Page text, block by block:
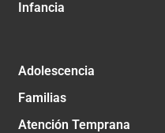
Infancia
Adolescencia
Familias
Atención Temprana